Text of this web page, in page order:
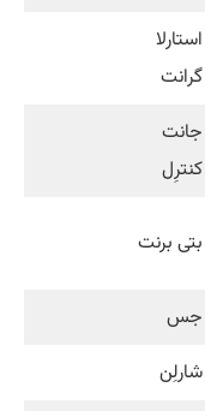
استارلا
گرانت
جانت
کنترِل
بتی برنت
جس
شارلِن